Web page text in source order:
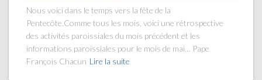
Nous voici dans le temps vers la fête de la
Pentecôte.Comme tous les mois, voici une rétrospective
des activités paroissiales du mois précédent et les
informations paroissiales pour le mois de mai… Pape
François Chacun Lire la suite